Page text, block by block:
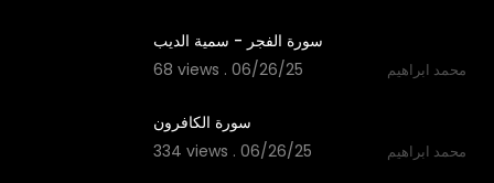
سورة الفجر - سمية الديب
68 views . 06/26/25
محمد ابراهيم
سورة الكافرون
334 views . 06/26/25
محمد ابراهيم